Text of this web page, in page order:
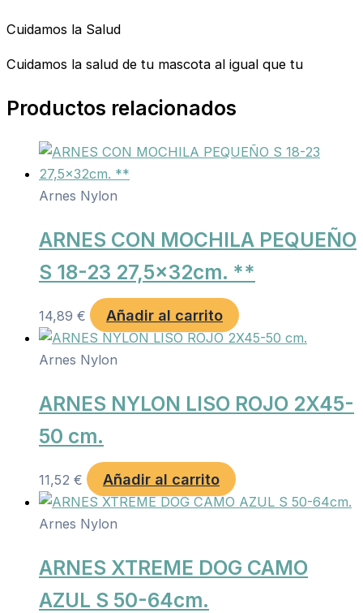
Cuidamos la Salud
Cuidamos la salud de tu mascota al igual que tu
Productos relacionados
Arnes Nylon
ARNES CON MOCHILA PEQUEÑO
S 18-23 27,5x32cm. **
14,89 € Añadir al carrito
Arnes Nylon
ARNES NYLON LISO ROJO 2X45-
50 cm.
11,52 € Añadir al carrito
Arnes Nylon
ARNES XTREME DOG CAMO
AZUL S 50-64cm.